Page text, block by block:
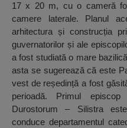
17 x 20 m, cu o cameră
camere laterale. Planul
arhitectura și construcția
guvernatorilor și ale
a fost studiată o mare
asta se sugerează că este
vest de reședință a fost
perioadă. Primul
Durostorum – Silistra
conduce departamentul